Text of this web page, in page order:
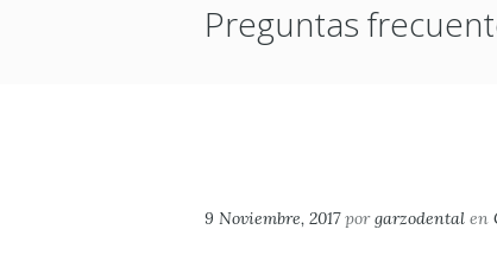
Preguntas
9 Noviembre, 2017 porgarzodental en